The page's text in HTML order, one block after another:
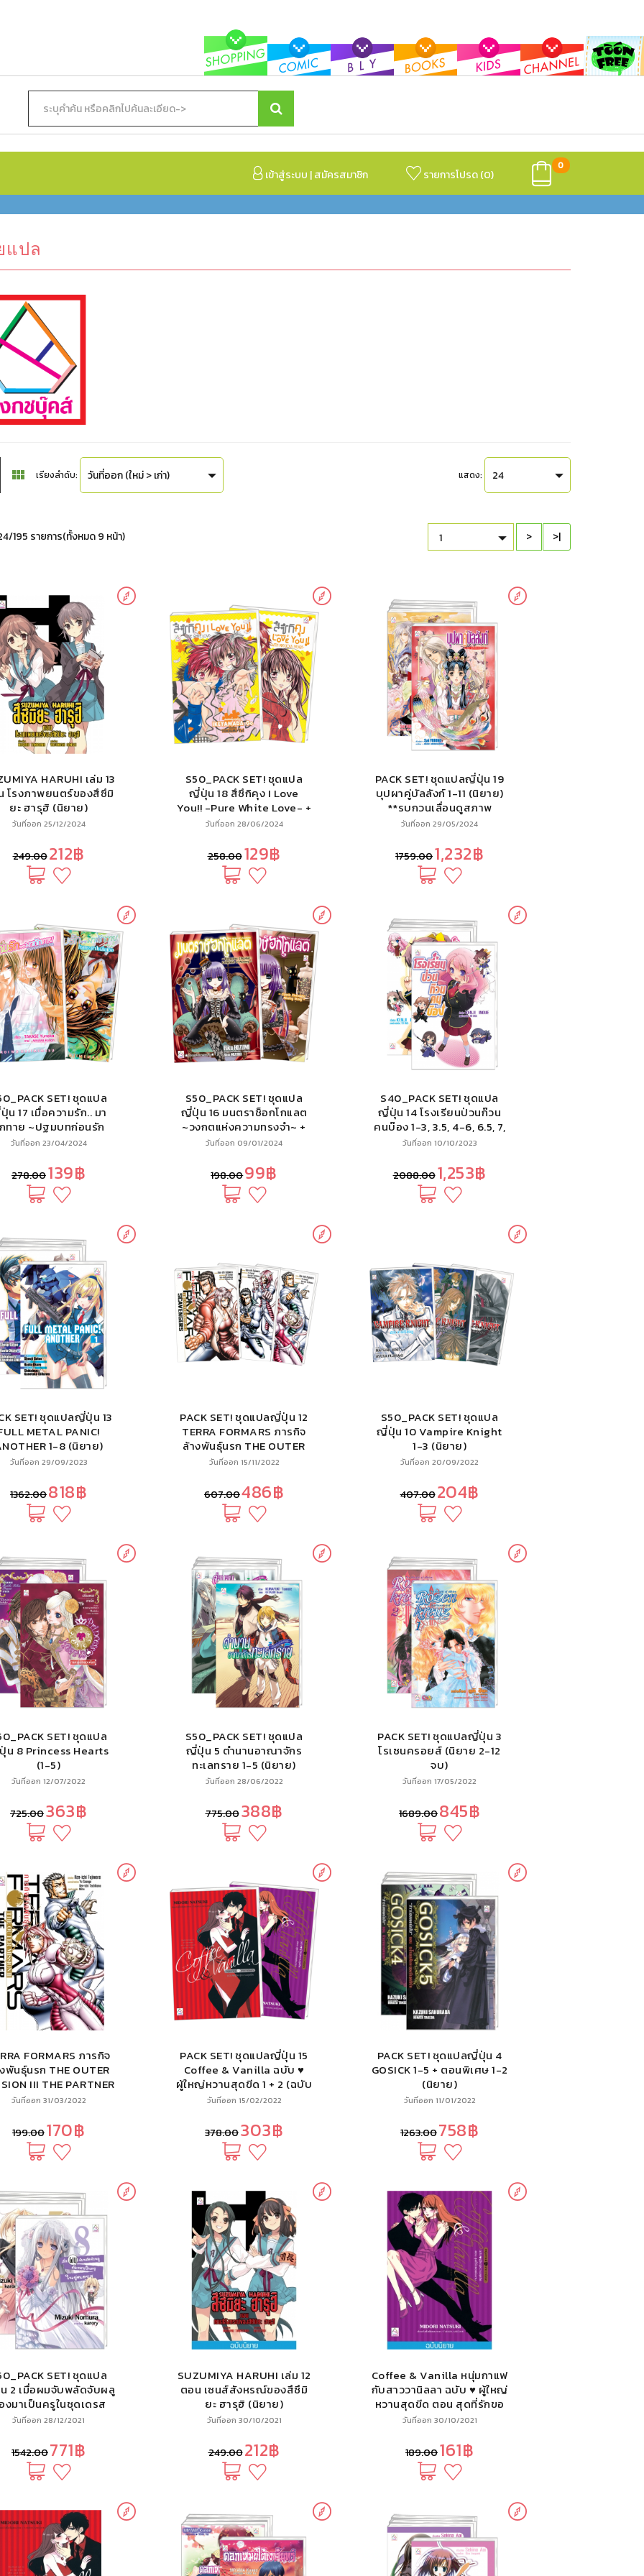
เข้าสู่ระบบ |สมัครสมาชิก รายการโปรด (0)
0
แปล
เรียงลำดับ: วันที่ออก (ใหม่ > เก่า) แสดง: 24
195 รายการ(ทั้งหมด 9 หน้า) 1 > >|
HARUHI เล่ม 13
โรงภาพยนตร์ของสึซึมิ
ยะ ฮารุฮิ (นิยาย)
วันที่ออก 25/12/2024
249.00212฿
S50_PACK SET! ชุดแปล
ญี่ปุ่น 18 สึซึกิคุง I Love
You!! -Pure White Love- +
-WITH PRECIOUS HEART-
วันที่ออก 28/06/2024
258.00129฿
PACK SET! ชุดแปลญี่ปุ่น 19
บุปผาคู่บัลลังก์ 1-11 (นิยาย)
**รบกวนเลื่อนดูสภาพ
หนังสือก่อนการสั่งซื้อ**
วันที่ออก 29/05/2024
1759.001,232฿
SET! ชุดแปล
17 เมื่อความรัก.. มา
ทาย ~ปฐมบทก่อนรัก
+ ~โชคชะตาในมือเธอ~
วันที่ออก 23/04/2024
278.00139฿
S50_PACK SET! ชุดแปล
ญี่ปุ่น 16 มนตราช็อกโกแลต
~วงกตแห่งความทรงจำ~ +
~เรื่องราวที่หายไป~ (นิยาย)
วันที่ออก 09/01/2024
198.0099฿
S40_PACK SET! ชุดแปล
ญี่ปุ่น 14 โรงเรียนป่วนก๊วน
คนบ๊อง 1-3, 3.5, 4-6, 6.5, 7,
7.5, 8-9 (นิยาย)
วันที่ออก 10/10/2023
2088.001,253฿
SET! ชุดแปลญี่ปุ่น 13
METAL PANIC!
1-8 (นิยาย)
วันที่ออก 29/09/2023
1362.00818฿
PACK SET! ชุดแปลญี่ปุ่น 12
TERRA FORMARS ภารกิจ
ล้างพันธุ์นรก THE OUTER
MISSION 1-3 (นิยาย)
วันที่ออก 15/11/2022
607.00486฿
S50_PACK SET! ชุดแปล
ญี่ปุ่น 10 Vampire Knight
1-3 (นิยาย)
วันที่ออก 20/09/2022
407.00204฿
SET! ชุดแปล
8 Princess Hearts
(1-5)
วันที่ออก 12/07/2022
725.00363฿
S50_PACK SET! ชุดแปล
ญี่ปุ่น 5 ตำนานอาณาจักร
ทะเลทราย 1-5 (นิยาย)
วันที่ออก 28/06/2022
775.00388฿
PACK SET! ชุดแปลญี่ปุ่น 3
โรเซนครอยส์ (นิยาย 2-12
จบ)
วันที่ออก 17/05/2022
1689.00845฿
FORMARS ภารกิจ
พันธุ์นรก THE OUTER
III THE PARTNER
(เล่มจบ) (นิยาย)
วันที่ออก 31/03/2022
199.00170฿
PACK SET! ชุดแปลญี่ปุ่น 15
Coffee & Vanilla ฉบับ ♥
ผู้ใหญ่หวานสุดขีด 1 + 2 (ฉบับ
นิยาย)
วันที่ออก 15/02/2022
378.00303฿
PACK SET! ชุดแปลญี่ปุ่น 4
GOSICK 1-5 + ตอนพิเศษ 1-2
(นิยาย)
วันที่ออก 11/01/2022
1263.00758฿
SET! ชุดแปล
2 เมื่อผมจับพลัดจับผลู
งมาเป็นครูในชุดเดรส
(นิยาย 1-8 จบ)
วันที่ออก 28/12/2021
1542.00771฿
SUZUMIYA HARUHI เล่ม 12
ตอน เซนส์สังหรณ์ของสึซึมิ
ยะ ฮารุฮิ (นิยาย)
วันที่ออก 30/10/2021
249.00212฿
Coffee & Vanilla หนุ่มกาแฟ
กับสาววานิลลา ฉบับ ♥ ผู้ใหญ่
หวานสุดขีด ตอน สุดที่รักขอ
แต่งงาน (นิยาย)
วันที่ออก 30/10/2021
189.00161฿